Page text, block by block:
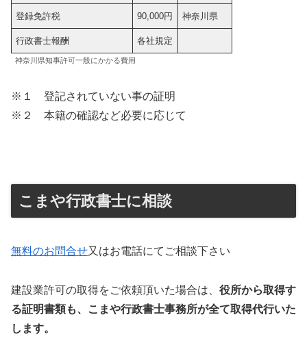
登録免許税 90,000円 神奈川県
行政書士報酬 各社規定
神奈川県知事許可一般にかかる費用
※１ 登記されていない事の証明
※２ 本籍の確認など必要に応じて
こまや行政書士に相談
無料のお問合せ又はお電話にてご相談下さい
建設業許可の取得をご依頼頂いた場合は、 役所から取得す
る証明書類も、こまや行政書士事務所が全て取得代行いた
します。